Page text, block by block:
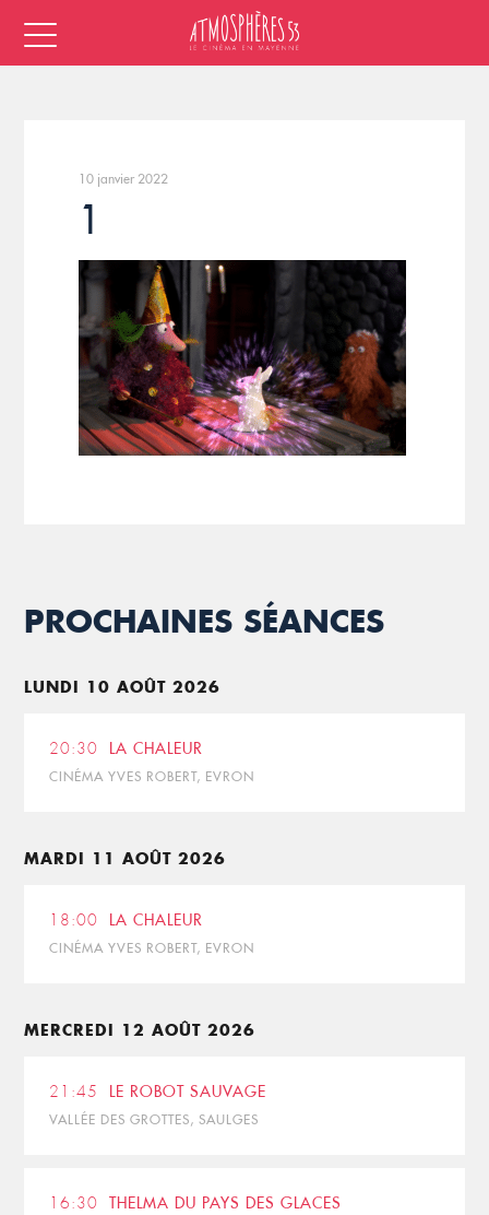
10 janvier 2022
1
PROCHAINES SÉANCES
LUNDI 10 AOÛT 2026
20:30 LA CHALEUR
CINÉMA YVES ROBERT, EVRON
MARDI 11 AOÛT 2026
18:00 LA CHALEUR
CINÉMA YVES ROBERT, EVRON
MERCREDI 12 AOÛT 2026
21:45 LE ROBOT SAUVAGE
VALLÉE DES GROTTES, SAULGES
16:30 THELMA DU PAYS DES GLACES